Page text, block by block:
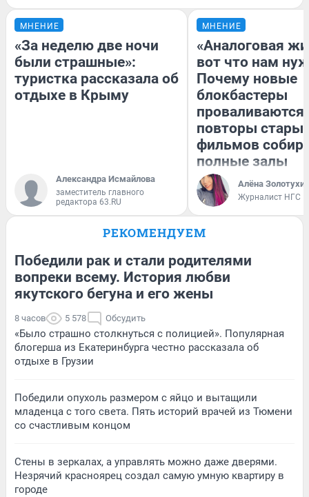
МНЕНИЕ
«За неделю две ночи
были страшные»:
туристка рассказала об
отдыхе в Крыму
Александра Исмайлова
заместитель главного
редактора 63.RU
МНЕНИЕ
«Аналоговая
вот что нам
Почему новые
блокбастеры
повторы
фильмов
полные залы
Алёна
Журналист НГС
РЕКОМЕНДУЕМ
Победили рак и стали родителями
вопреки всему. История любви
якутского бегуна и его жены
8 часов 5 578 Обсудить
«Было страшно столкнуться с полицией». Популярная
блогерша из Екатеринбурга честно рассказала об
отдыхе в Грузии
Победили опухоль размером с яйцо и вытащили
младенца с того света. Пять историй врачей из Тюмени
со счастливым концом
Стены в зеркалах, а управлять можно даже дверями.
Незрячий красноярец создал самую умную квартиру в
городе